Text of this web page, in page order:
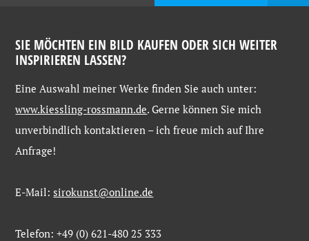
SIE MÖCHTEN EIN BILD KAUFEN ODER SICH WEITER
INSPIRIEREN LASSEN?
Eine AuswahlmeinerWerkefinden Sieauchunter:
www.kiessling-rossmann.de. Gernekönnen Siemich
unverbindlichkontaktieren –ichfreuemichaufIhre
Anfrage!
E-Mail: sirokunst@online.de
Telefon: +49 (0) 621-480 25 333